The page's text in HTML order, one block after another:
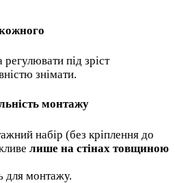
під зріст
знімати.
монтажу
набір (без кріплення до
лише на стінах товщиною
для монтажу.